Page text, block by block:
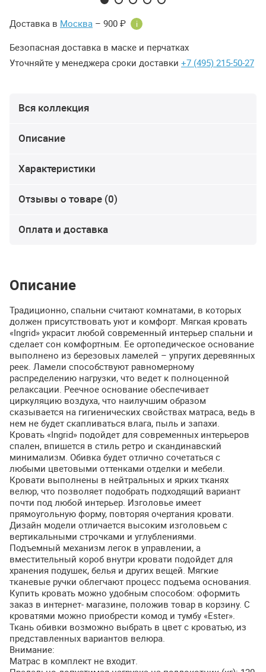
Доставка в Москва – 900 ₽ i
Безопасная доставка в маске и перчатках
Уточняйте у менеджера сроки доставки +7 (495) 215-50-27
Вся коллекция
Описание
Характеристики
Отзывы о товаре (0)
Оплата и доставка
Описание
Традиционно, спальни считают комнатами, в которых
должен присутствовать уют и комфорт. Мягкая кровать
«Ingrid» украсит любой современный интерьер спальни и
сделает сон комфортным. Ее ортопедическое основание
выполнено из березовых ламелей – упругих деревянных
реек. Ламели способствуют равномерному
распределению нагрузки, что ведет к полноценной
релаксации. Реечное основание обеспечивает
циркуляцию воздуха, что наилучшим образом
сказывается на гигиенических свойствах матраса, ведь в
нем не будет скапливаться влага, пыль и запахи.
Кровать «Ingrid» подойдет для современных интерьеров
спален, впишется в стиль ретро и скандинавский
минимализм. Обивка будет отлично сочетаться с
любыми цветовыми оттенками отделки и мебели.
Кровати выполнены в нейтральных и ярких тканях
велюр, что позволяет подобрать подходящий вариант
почти под любой интерьер. Изголовье имеет
прямоугольную форму, повторяя очертания кровати.
Дизайн модели отличается высоким изголовьем с
вертикальными строчками и углублениями.
Подъемный механизм легок в управлении, а
вместительный короб внутри кровати подойдет для
хранения подушек, белья и других вещей. Мягкие
тканевые ручки облегчают процесс подъема основания.
Купить кровать можно удобным способом: оформить
заказ в интернет- магазине, положив товар в корзину. С
кроватями можно приобрести комод и тумбу «Ester».
Ткань обивки возможно выбрать в цвет с кроватью, из
представленных вариантов велюра.
Внимание:
Матрас в комплект не входит.